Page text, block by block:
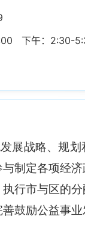
下午：2:30-
发展战略、规
制定各项经
行市与区的
鼓励公益事